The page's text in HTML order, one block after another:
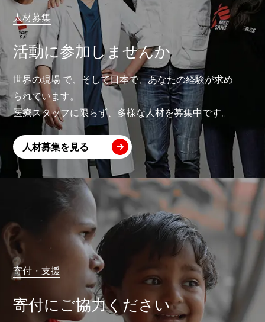
人材募集
活動に参加しませんか
世界の現場 で、そして日本で、あなたの経験が求め
られています。
医療スタッフに限らず、多様な人材を募集中です。
人材募集を見る
寄付・支援
寄付にご協力ください